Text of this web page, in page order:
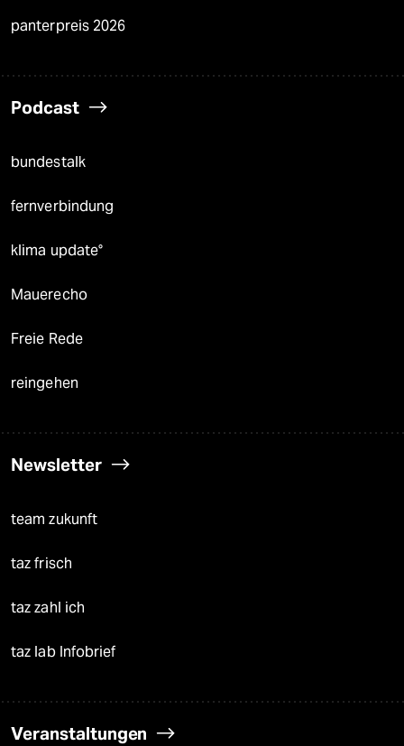
panterpreis 2026
Podcast
bundestalk
fernverbindung
klima update°
Mauerecho
Freie Rede
reingehen
Newsletter
team zukunft
taz frisch
taz zahl ich
taz lab Infobrief
Veranstaltungen